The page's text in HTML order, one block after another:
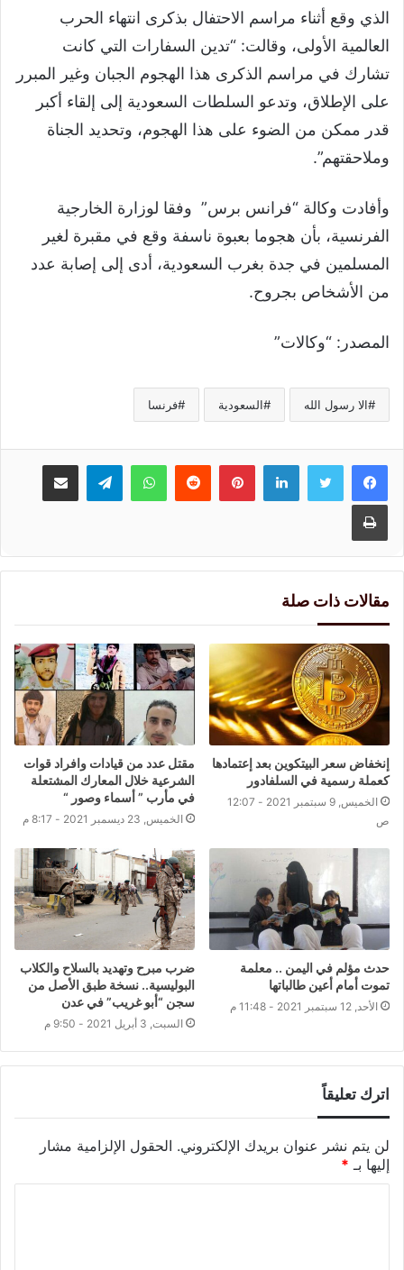
الذي وقع أثناء مراسم الاحتفال بذكرى انتهاء الحرب
العالمية الأولى، وقالت: “تدين السفارات التي كانت
تشارك في مراسم الذكرى هذا الهجوم الجبان وغير المبرر
على الإطلاق، وتدعو السلطات السعودية إلى إلقاء أكبر
قدر ممكن من الضوء على هذا الهجوم، وتحديد الجناة
وملاحقتهم”.
وأفادت وكالة “فرانس برس” وفقا لوزارة الخارجية
الفرنسية، بأن هجوما بعبوة ناسفة وقع في مقبرة لغير
المسلمين في جدة بغرب السعودية، أدى إلى إصابة عدد
من الأشخاص بجروح.
المصدر: “وكالات”
الا رسول الله السعودية فرنسا
لينكدإنبينتيريست واتسابتيلقرام مشاركة عبر البريد
طباعة
مقالات ذات صلة
إنخفاض سعر البيتكوين بعد إعتمادها
كعملة رسمية في السلفادور
الخميس, 9 سبتمبر 2021 - 12:07
ص
مقتل عدد من قيادات وافراد قوات
الشرعية خلال المعارك المشتعلة
في مأرب ” أسماء وصور “
الخميس, 23 ديسمبر 2021 - 8:17 م
حدث مؤلم في اليمن .. معلمة
تموت أمام أعين طالباتها
الأحد, 12 سبتمبر 2021 - 11:48 م
ضرب مبرح وتهديد بالسلاح والكلاب
البوليسية.. نسخة طبق الأصل من
سجن “أبو غريب” في عدن
السبت, 3 أبريل 2021 - 9:50 م
اترك تعليقاً
لن يتم نشر عنوان بريدك الإلكتروني. الحقول الإلزامية مشار
إليها بـ *